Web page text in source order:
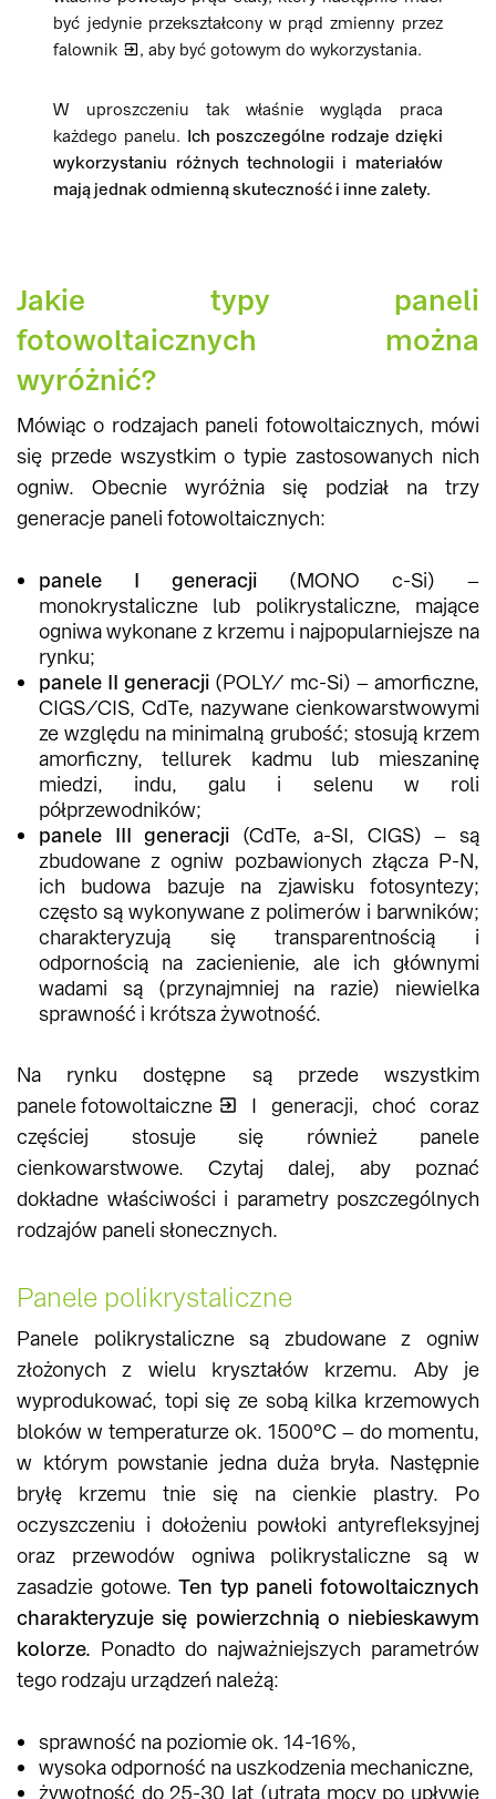
być jedynie przekształcony w prąd zmienny przez
falownik
, aby być gotowym do wykorzystania.
W uproszczeniu tak właśnie wygląda praca
każdego panelu. Ich poszczególne rodzaje dzięki
wykorzystaniu różnych technologii i materiałów
mają jednak odmienną skuteczność i inne zalety.
Jakie typy paneli
fotowoltaicznych można
wyróżnić?
Mówiąc o rodzajach paneli fotowoltaicznych, mówi
się przede wszystkim o typie zastosowanych nich
ogniw. Obecnie wyróżnia się podział na trzy
generacje paneli fotowoltaicznych:
panele I generacji (MONO c-Si) –
monokrystaliczne lub polikrystaliczne, mające
ogniwa wykonane z krzemu i najpopularniejsze na
rynku;
panele II generacji (POLY/ mc-Si) – amorficzne,
CIGS/CIS, CdTe, nazywane cienkowarstwowymi
ze względu na minimalną grubość; stosują krzem
amorficzny, tellurek kadmu lub mieszaninę
miedzi, indu, galu i selenu w roli
półprzewodników;
panele III generacji (CdTe, a-SI, CIGS) – są
zbudowane z ogniw pozbawionych złącza P-N,
ich budowa bazuje na zjawisku fotosyntezy;
często są wykonywane z polimerów i barwników;
charakteryzują się transparentnością i
odpornością na zacienienie, ale ich głównymi
wadami są (przynajmniej na razie) niewielka
sprawność i krótsza żywotność.
Na rynku dostępne są przede wszystkim
panele fotowoltaiczne
I generacji, choć coraz
częściej stosuje się również panele
cienkowarstwowe. Czytaj dalej, aby poznać
dokładne właściwości i parametry poszczególnych
rodzajów paneli słonecznych.
Panele polikrystaliczne
Panele polikrystaliczne są zbudowane z ogniw
złożonych z wielu kryształów krzemu. Aby je
wyprodukować, topi się ze sobą kilka krzemowych
bloków w temperaturze ok. 1500°C – do momentu,
w którym powstanie jedna duża bryła. Następnie
bryłę krzemu tnie się na cienkie plastry. Po
oczyszczeniu i dołożeniu powłoki antyrefleksyjnej
oraz przewodów ogniwa polikrystaliczne są w
zasadzie gotowe.Ten typ paneli fotowoltaicznych
charakteryzuje się powierzchnią o niebieskawym
kolorze. Ponadto do najważniejszych parametrów
tego rodzaju urządzeń należą:
sprawność na poziomie ok. 14-16%,
wysoka odporność na uszkodzenia mechaniczne,
żywotność do 25-30 lat (utrata mocy po upływie